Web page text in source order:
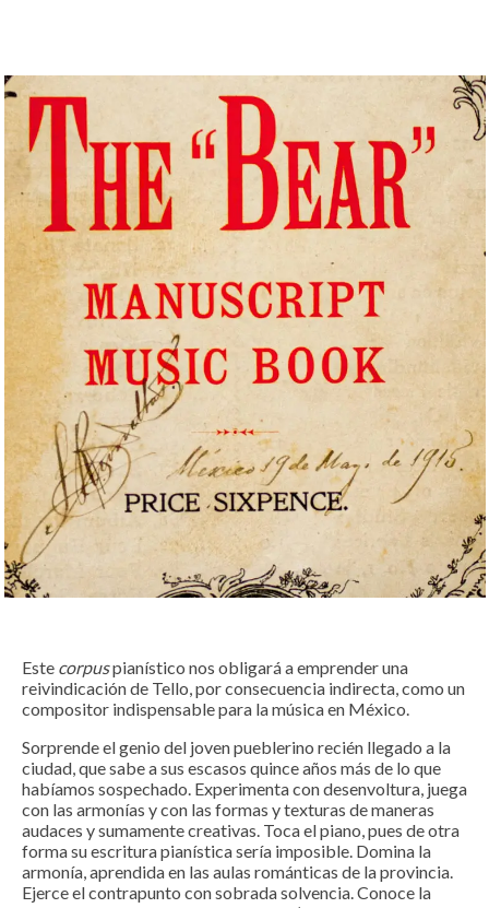
Este corpuspianístico nos obligará a emprender una
reivindicación de Tello, por consecuencia indirecta, como un
compositor indispensable para la música en México.
Sorprende el genio del joven pueblerino recién llegado a la
ciudad, que sabe a sus escasos quince años más de lo que
habíamos sospechado. Experimenta con desenvoltura, juega
con las armonías y con las formas y texturas de maneras
audaces y sumamente creativas. Toca el piano, pues de otra
forma su escritura pianística sería imposible. Domina la
armonía, aprendida en las aulas románticas de la provincia.
Ejerce el contrapunto con sobrada solvencia. Conoce la